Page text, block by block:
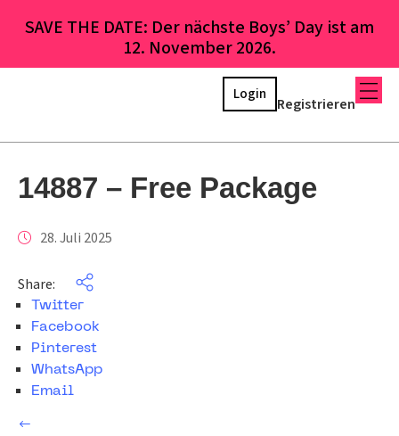
SAVE THE DATE: Der nächste Boys’ Day ist am
12. November 2026.
Registrieren
Login
14887 – Free Package
28. Juli 2025
Share:
Twitter
Facebook
Pinterest
WhatsApp
Email